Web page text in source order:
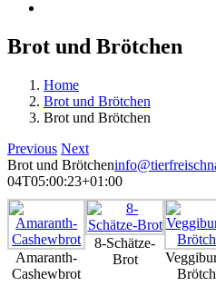
Brot und Brötchen
Home
Brot und Brötchen
Brot und Brötchen
Previous Next
Brot und Brötchen
04T05:00:23+01:00
Amaranth-
Cashewbrot
8-Schätze-
Brot